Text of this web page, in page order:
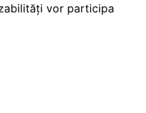
vor participa